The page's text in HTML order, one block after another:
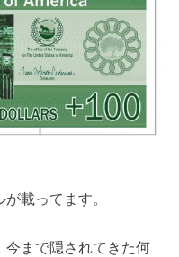
載ってます。
今まで隠されてきた何